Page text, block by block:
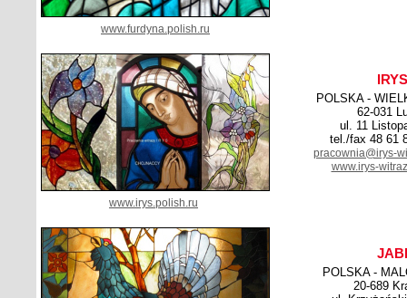
www.furdyna.polish.ru
IRYS
POLSKA -
62-031
ul. 11
tel./fax 48 61
pracownia@irys-
www.irys-
www.irys.polish.ru
JABI
POLSKA -
20-689